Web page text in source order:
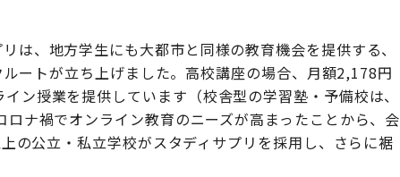
は、地方学生にも大都市と同様の教育機会を提供する、
ートが立ち上げました。高校講座の場合、月額2,178円
ン授業を提供しています（校舎型の学習塾・予備校は、
ナ禍でオンライン教育のニーズが高まったことから、会
の公立・私立学校がスタディサプリを採用し、さらに裾